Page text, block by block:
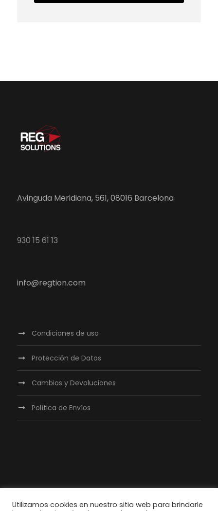
Avinguda Meridiana, 561, 08016 Barcelona
930 15 61 13
info@regtion.com
Condiciones de uso
Protección de Datos
Cambios y Devoluciones
Política de Envíos
Utilizamos cookies en nuestro sitio web para brindarle